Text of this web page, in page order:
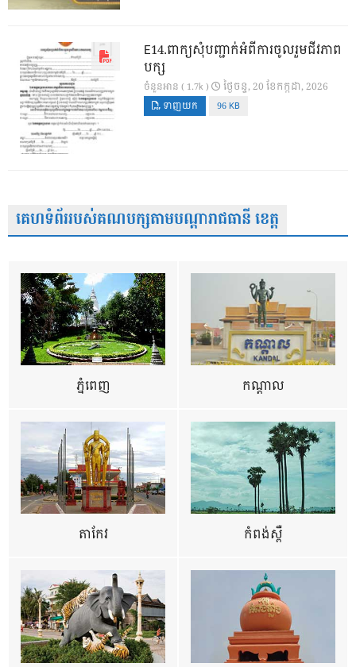
E14.ពាក្យសុំបញ្ជាក់អំពីការចូលរួមជីវភាព
បក្ស
ចំនួនអាន ( 1.7k ) ថ្ងៃ​ចន្ទ, 20 ខែ​កក្កដា, 2026
ទាញយក 96 KB
គេហទំព័ររបស់គណបក្សតាមបណ្តារាជធានី ខេត្ត
ភ្នំពេញ កណ្តាល
តាកែវ កំពង់ស្ពឺ